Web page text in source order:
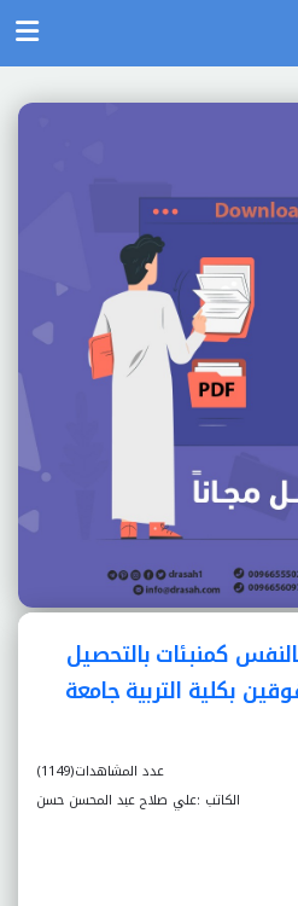
کمنبئات بالتحصيل
بکلية التربية جامعة
عدد المشاهدات(1149)
الكاتب :علي صلاح عبد المحسن حسن